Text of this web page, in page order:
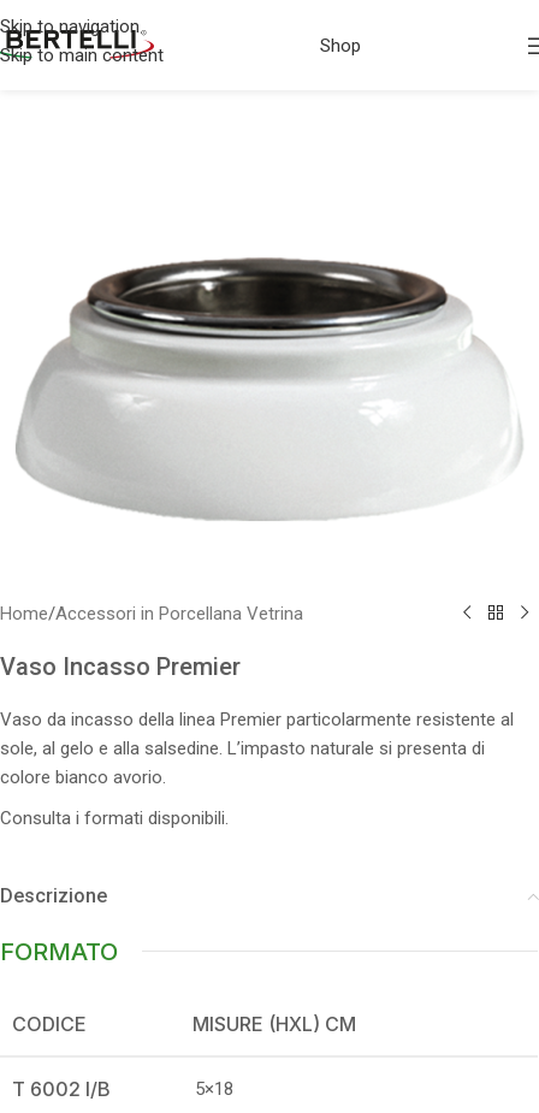
Skip to navigation
Skip to main content
Shop
Home/Accessori in Porcellana Vetrina
Vaso Incasso Premier
Vaso da incasso della linea Premier particolarmente resistente al
sole, al gelo e alla salsedine. L’impasto naturale si presenta di
colore bianco avorio.
Consulta i formati disponibili.
Descrizione
FORMATO
CODICE MISURE (HXL) CM
T 6002 I/B 5×18